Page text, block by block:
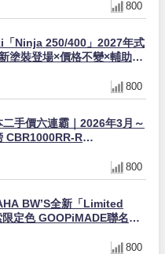
800
「Ninja 250/400」2027年式
塗裝登場×價格不變×輔助滑
800
手價六連霸｜2026年3月～
CBR1000RR-R
800
BW’S全新「Limited
定色 GOOPiMADE聯名包
800